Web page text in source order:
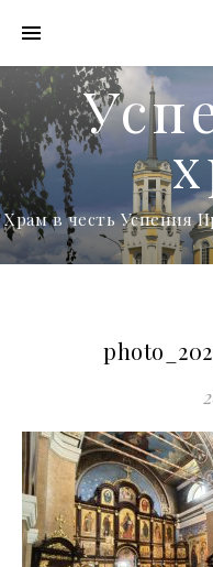
Храм в честь Успения